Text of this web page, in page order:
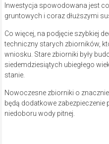
Inwestycja spowodowana jest
gruntowych i coraz dłuższymi
Co więcej, na podjęcie szybkiej
techniczny starych zbiorników,
wniosku. Stare zbiorniki były
siedemdziesiątych ubiegłego
stanie.
Nowoczesne zbiorniki o
będą dodatkowe
niedoboru wody pitnej.